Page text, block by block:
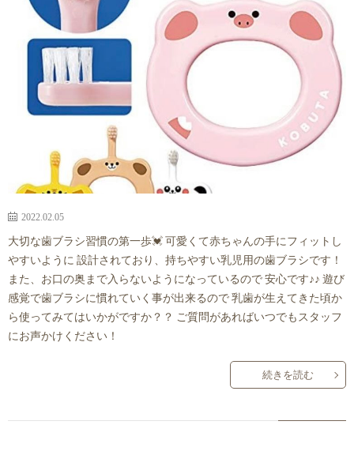
来
事
ス
メ
情
師
紹
介
ア
ク
セ
療
時
2022.02.05
大切な歯ブラシ習慣の第一歩💓 可愛くて赤ちゃんの手にフィットし
やすいように 設計されており、持ちやすい乳児用の歯ブラシです！
また、お口の奥まで入らないようになっているので 安心です♪♪ 遊び
感覚で歯ブラシに慣れていく事が出来るので 乳歯が生えてきた頃か
ら使ってみてはいかがですか？？ ご質問があればいつでもスタッフ
にお声かけください！
続きを読む